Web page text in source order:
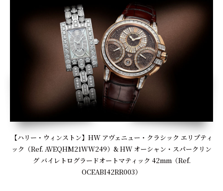
【ハリー・ウィンストン】HW アヴェニュー・クラシック エリプティ
ック（Ref. AVEQHM21WW249）& HW オーシャン・スパークリン
グ バイレトログラードオートマティック 42mm（Ref.
OCEABI42RR003）